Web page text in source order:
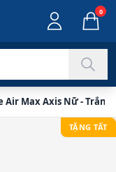
0
Air Max Axis Nữ - Trắng
TẶNG TẤT